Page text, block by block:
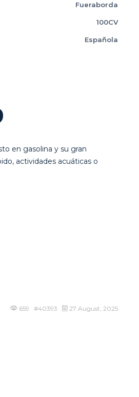
Fueraborda
100CV
Española
en gasolina y su gran
actividades acuáticas o
659 #40393 27 August, 2025